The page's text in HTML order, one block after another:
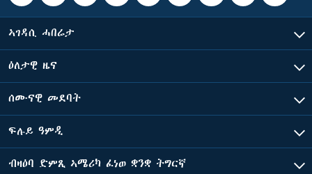
ኣገዳሲ ሓበሬታ
ዕለታዊ ዜና
ሰሙናዊ መደባት
ፍሉይ ዓምዲ
ብዛዕባ ድምጺ ኣሜሪካ ፈነወ ቋንቋ ትግርኛ